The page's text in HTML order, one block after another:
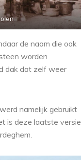
de naam die ook
worden
dak dat zelf weer
namelijk gebruikt
is deze laatste versie